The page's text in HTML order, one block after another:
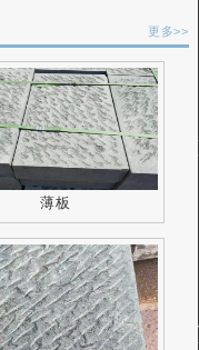
更多>>
薄板